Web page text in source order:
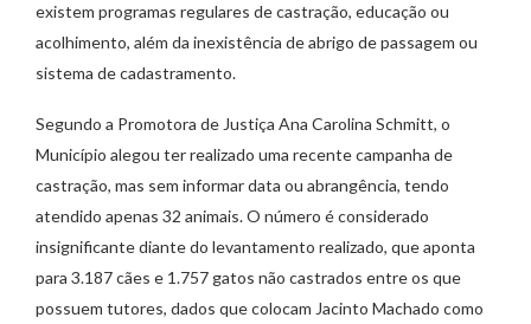
existem programas regulares de castração, educação ou
acolhimento, além da inexistência de abrigo de passagem ou
sistema de cadastramento.
Segundo a Promotora de Justiça Ana Carolina Schmitt, o
Município alegou ter realizado uma recente campanha de
castração, mas sem informar data ou abrangência, tendo
atendido apenas 32 animais. O número é considerado
insignificante diante do levantamento realizado, que aponta
para 3.187 cães e 1.757 gatos não castrados entre os que
possuem tutores, dados que colocam Jacinto Machado como